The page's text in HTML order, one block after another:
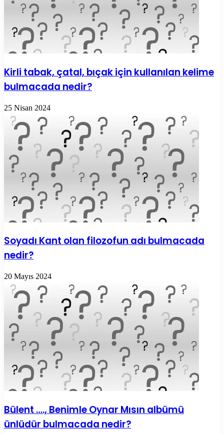
Kirli tabak, çatal, bıçak için kullanılan kelime
bulmacada nedir?
25 Nisan 2024
Soyadı Kant olan filozofun adı bulmacada
nedir?
20 Mayıs 2024
Bülent …., Benimle Oynar Mısın albümü
ünlüdür bulmacada nedir?